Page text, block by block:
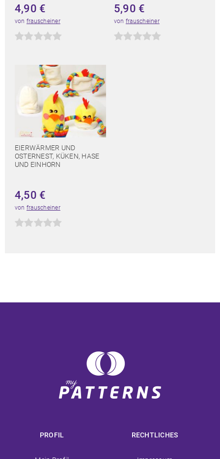
4,90 €
von frauscheiner
5,90 €
von frauscheiner
EIERWÄRMER UND
OSTERNEST, KÜKEN, HASE
UND EINHORN
4,50 €
von frauscheiner
PROFIL RECHTLICHES